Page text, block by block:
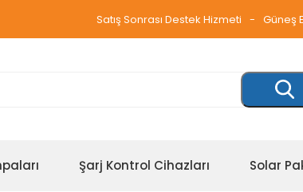
Satış Sonrası Destek Hizmeti Güneş
Şarj Kontrol Cihazları Solar